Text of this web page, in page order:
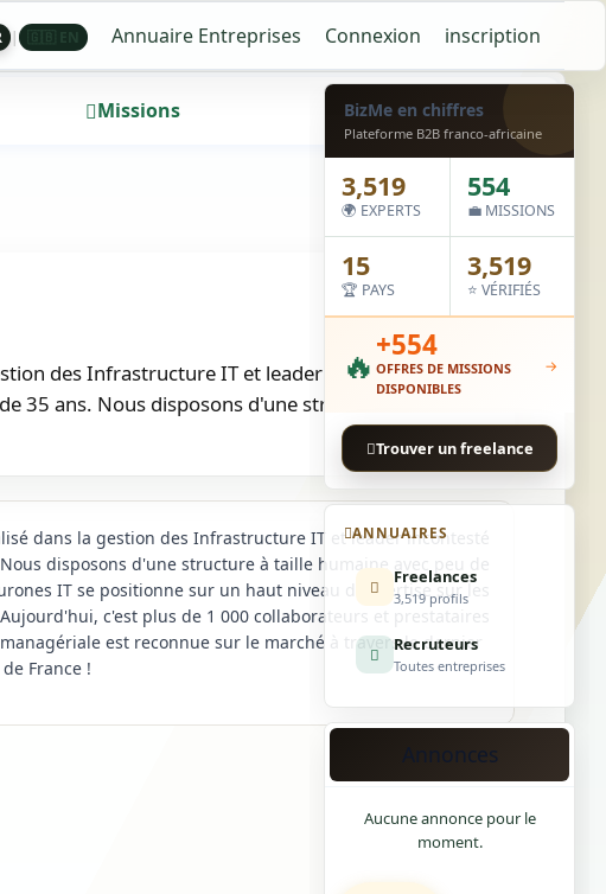
| Annuaire Entreprises Connexion inscription
Missions Wall
des Infrastructure IT et leader incontesté des
35 ans. Nous disposons d'une structure à…
dans la gestion des Infrastructure IT et leader incontesté
disposons d'une structure à taille humaine avec peu de
IT se positionne sur un haut niveau d'expertise sur les
c'est plus de 1 000 collaborateurs et prestataires
est reconnue sur le marché à travers le dernier
France !
BizMe en chiffres
Plateforme B2B franco-africaine
3,519
🌍 EXPERTS
554
💼 MISSIONS
15
🏆 PAYS
3,519
⭐ VÉRIFIÉS
🔥+554
OFFRES DE MISSIONS
DISPONIBLES
→
Trouver un freelance
ANNUAIRES
Freelances
3,519 profils
Recruteurs
Toutes entreprises
Annonces
Aucune annonce pour le
moment.